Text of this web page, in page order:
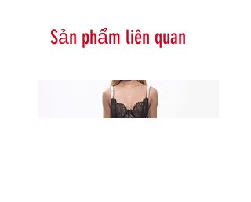
Sản phẩm liên quan